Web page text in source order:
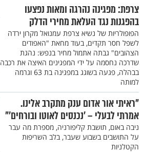
צרפת: מפגינה נהרגה ומאות נפצעו
בהפגנות נגד העלאת מחירי הדלק
הפופולריות של נשיא צרפת עמנואל מקרון ירדה
לשפל חסר תקדים, בעוד מחאת "האפודים
הצהובים" גבתה אתמול מחיר בנפש: נהגת
שדרכה נחסמה על ידי המפגינים האיצה את רכבה
בבהלה, פגעה בשוגג במפגינה בת 63 וגרמה
למותה
"ראיתי אור אדום ענק מתקרב אלינו.
אמרתי לבעלי – 'נכנסים לאוטו ובורחים'"
ניבה באום, תושבת קליפורניה, מספרת מה עבר
על התושבים בשבוע שעבר, בלב השריפות
הקטלניות